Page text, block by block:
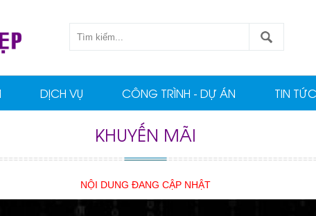
DỊCH VỤ CÔNG TRÌNH - DỰ ÁN TIN TỨC
KHUYẾN MÃI
NỘI DUNG ĐANG CẬP NHẬT